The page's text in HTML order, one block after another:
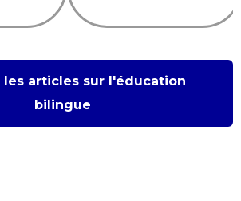
les articles sur l'éducation
bilingue